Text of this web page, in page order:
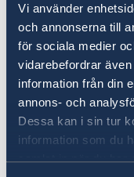
Vi använder
och annonserna till
för sociala medier
vidarebefordrar
information från din
annons- och
Dessa kan i sin tur
information som du
samlat in när du har
Norge,
Svenskt
som en
Inom
ett svenskt
nationellt id-